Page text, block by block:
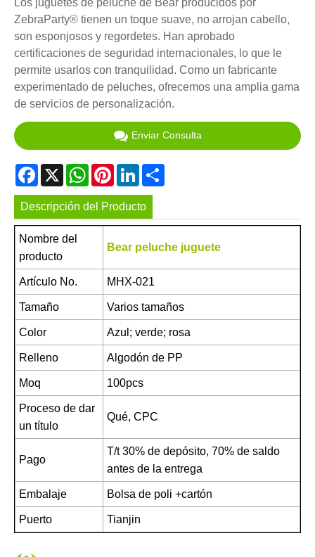
Los juguetes de peluche de Bear producidos por
ZebraParty® tienen un toque suave, no arrojan cabello,
son esponjosos y regordetes. Han aprobado
certificaciones de seguridad internacionales, lo que le
permite usarlos con tranquilidad. Como un fabricante
experimentado de peluches, ofrecemos una amplia gama
de servicios de personalización.
Enviar Consulta
Facebook
X WhatsApp
PinterestLinkedIn
Descripción del Producto
Nombre del
producto
Bear peluche juguete
Artículo No. MHX-021
Tamaño Varios tamaños
Color Azul; verde; rosa
Relleno Algodón de PP
Moq 100pcs
Proceso de dar
un título
Qué, CPC
Pago
T/t 30% de depósito, 70% de saldo
antes de la entrega
Embalaje Bolsa de poli +cartón
Puerto Tianjin